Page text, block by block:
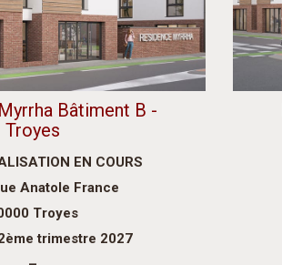
Bâtiment B -
Troyes
EN COURS
Anatole France
Troyes
trimestre 2027